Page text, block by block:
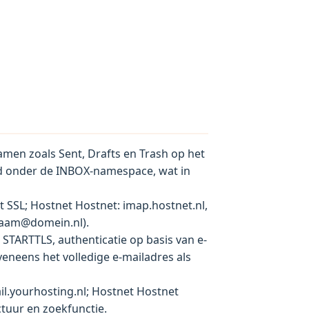
zoals Sent, Drafts en Trash op het
de INBOX-namespace, wat in
Hostnet Hostnet: imap.hostnet.nl,
authenticatie op basis van e-
het volledige e-mailadres als
Hostnet Hostnet
en zoekfunctie.